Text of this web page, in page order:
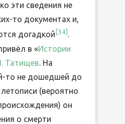
эти сведения не
то документах и,
догадкой 34 .
в «Истории
Татищев . На
то не дошедшей до
(вероятно
он
о смерти